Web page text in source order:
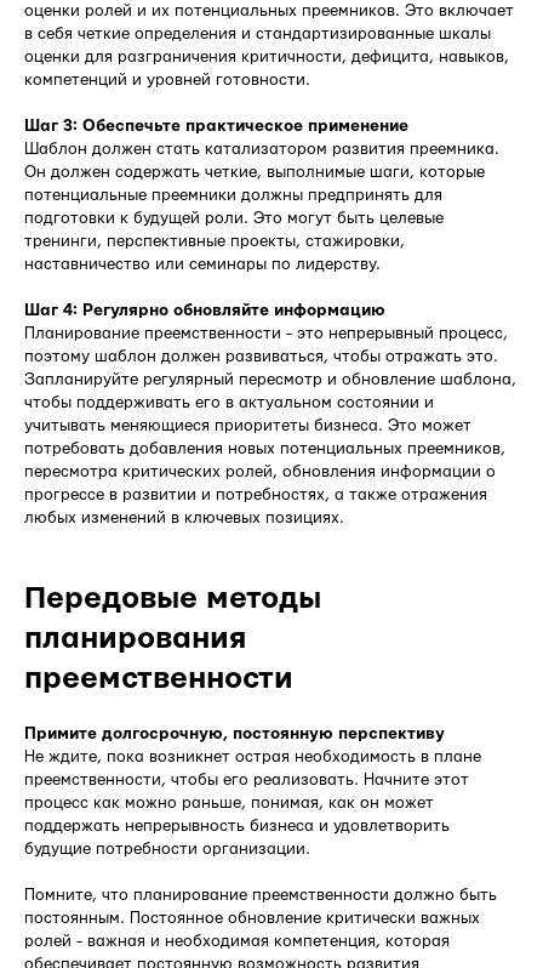
оценки ролей и их потенциальных преемников. Это включает
в себя четкие определения и стандартизированные шкалы
оценки для разграничения критичности, дефицита, навыков,
компетенций и уровней готовности.
Шаг 3: Обеспечьте практическое применение
Шаблон должен стать катализатором развития преемника.
Он должен содержать четкие, выполнимые шаги, которые
потенциальные преемники должны предпринять для
подготовки к будущей роли. Это могут быть целевые
тренинги, перспективные проекты, стажировки,
наставничество или семинары по лидерству.
Шаг 4: Регулярно обновляйте информацию
Планирование преемственности - это непрерывный процесс,
поэтому шаблон должен развиваться, чтобы отражать это.
Запланируйте регулярный пересмотр и обновление шаблона,
чтобы поддерживать его в актуальном состоянии и
учитывать меняющиеся приоритеты бизнеса. Это может
потребовать добавления новых потенциальных преемников,
пересмотра критических ролей, обновления информации о
прогрессе в развитии и потребностях, а также отражения
любых изменений в ключевых позициях.
Передовые методы
планирования
преемственности
Примите долгосрочную, постоянную перспективу
Не ждите, пока возникнет острая необходимость в плане
преемственности, чтобы его реализовать. Начните этот
процесс как можно раньше, понимая, как он может
поддержать непрерывность бизнеса и удовлетворить
будущие потребности организации.
Помните, что планирование преемственности должно быть
постоянным. Постоянное обновление критически важных
ролей - важная и необходимая компетенция, которая
обеспечивает постоянную возможность развития